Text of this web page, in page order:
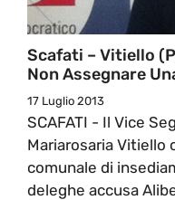
Scafati – Vitiello
Non Assegnare
17 Luglio 2013
SCAFATI - Il Vice
Mariarosaria Vitiello
comunale di
deleghe accusa